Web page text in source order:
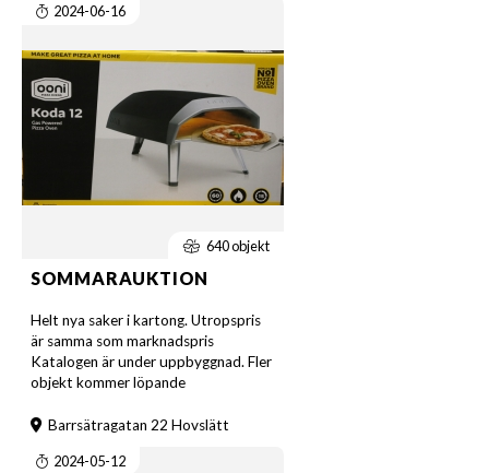
2024-06-16
640 objekt
SOMMARAUKTION
Helt nya saker i kartong. Utropspris
är samma som marknadspris
Katalogen är under uppbyggnad. Fler
objekt kommer löpande
Barrsätragatan 22 Hovslätt
2024-05-12